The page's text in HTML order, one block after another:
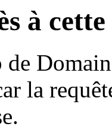
à
la